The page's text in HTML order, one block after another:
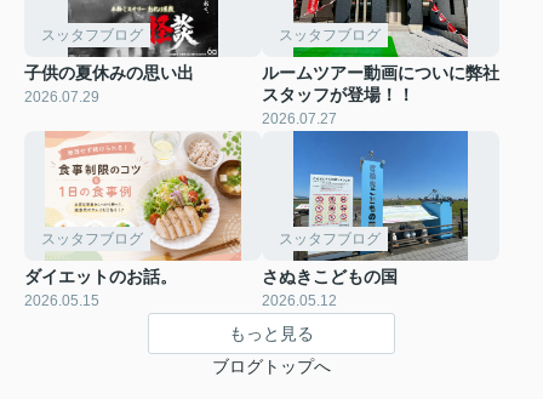
スッタフブログ
子供の夏休みの思い出
2026.07.29
スッタフブログ
ルームツアー動画についに弊社
スタッフが登場！！
2026.07.27
スッタフブログ
ダイエットのお話。
2026.05.15
スッタフブログ
さぬきこどもの国
2026.05.12
もっと見る
ブログトップへ